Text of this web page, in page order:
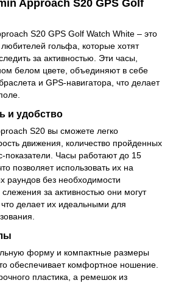
Approach S20 GPS Golf
S20 GPS Golf Watch White – это
гольфа, которые хотят
за активностью. Эти часы,
белом цвете, объединяют в себе
и GPS-навигатора, что делает
и удобство
S20 вы сможете легко
движения, количество пройденных
показатели. Часы работают до 15
позволяет использовать их на
раундов без необходимости
за активностью они могут
делает их идеальными для
форму и компактные размеры
обеспечивает комфортное ношение.
пластика, а ремешок из